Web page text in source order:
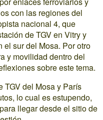
con las regiones del
nacional 4, que
de TGV en Vitry y
el sur del Mosa. Por otro
y movilidad dentro del
sobre este tema.
TGV del Mosa y París
lo cual es estupendo,
llegar desde el sitio de